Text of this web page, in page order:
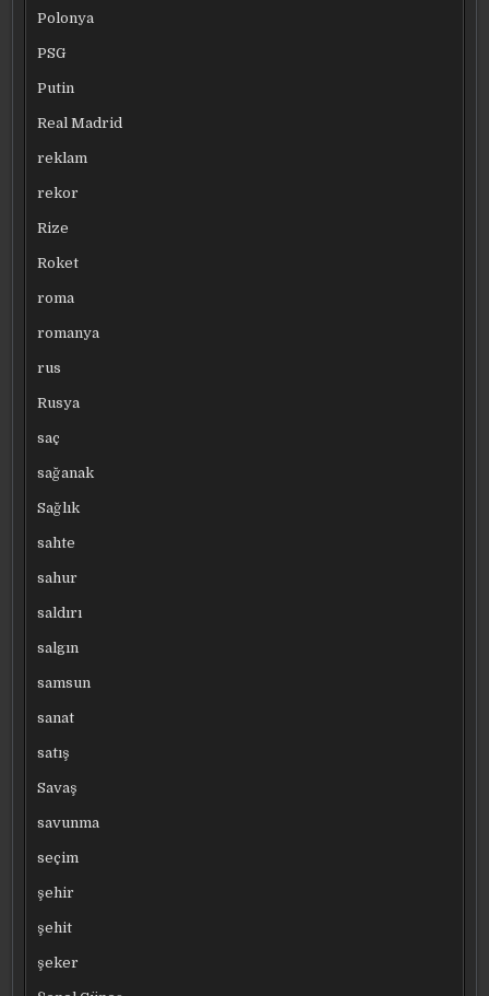
Polonya
PSG
Putin
Real Madrid
reklam
rekor
Rize
Roket
roma
romanya
rus
Rusya
saç
sağanak
Sağlık
sahte
sahur
saldırı
salgın
samsun
sanat
satış
Savaş
savunma
seçim
şehir
şehit
şeker